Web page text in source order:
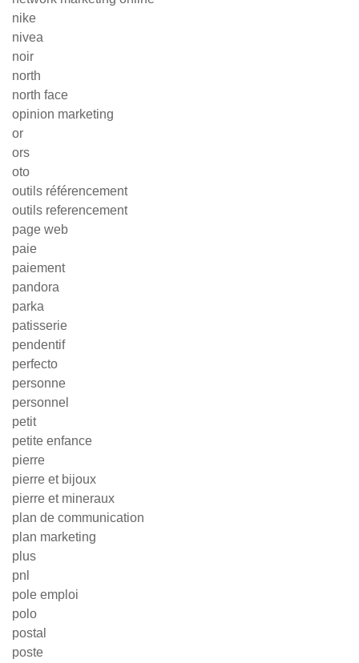
nike
nivea
noir
north
north face
opinion marketing
or
ors
oto
outils référencement
outils referencement
page web
paie
paiement
pandora
parka
patisserie
pendentif
perfecto
personne
personnel
petit
petite enfance
pierre
pierre et bijoux
pierre et mineraux
plan de communication
plan marketing
plus
pnl
pole emploi
polo
postal
poste